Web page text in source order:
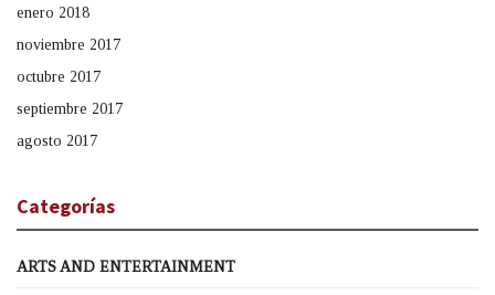
enero 2018
noviembre 2017
octubre 2017
septiembre 2017
agosto 2017
Categorías
ARTS AND ENTERTAINMENT